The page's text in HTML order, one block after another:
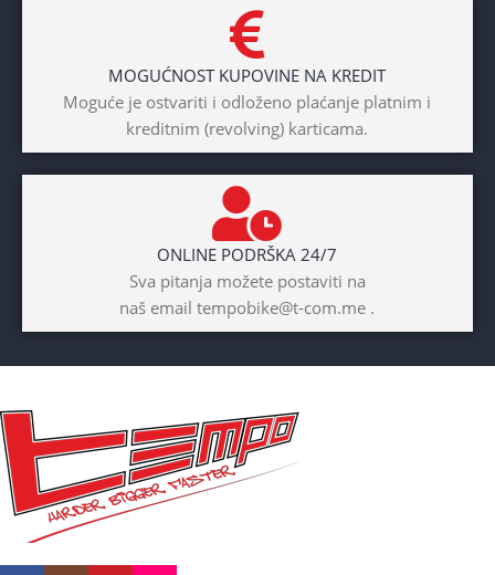
BICIKLI-TIP RAMA
Prednji amotrizer
BICIKLI-KOČNICE
Disk mehanički
MOGUĆNOST KUPOVINE NA KREDIT
Moguće je ostvariti i odloženo plaćanje platnim i
kreditnim (revolving) karticama.
ONLINE PODRŠKA 24/7
Sva pitanja možete postaviti na
naš email tempobike@t-com.me .